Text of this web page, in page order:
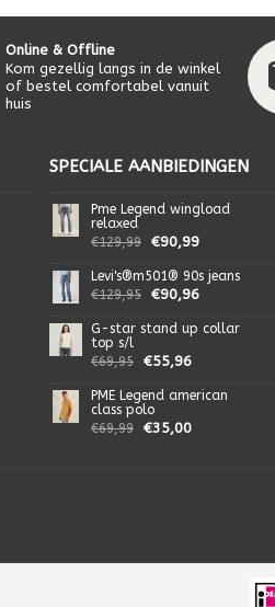
Online & Offline
Kom gezellig langs in de winkel
of bestel comfortabel vanuit
huis
SPECIALE AANBIEDINGEN
Pme Legend wingload
relaxed
€129,99
€90,99
Levi's®m501® 90s jeans
€129,95
€90,96
G-star stand up collar
top s/l
€69,95
€55,96
PME Legend american
class polo
€69,99
€35,00